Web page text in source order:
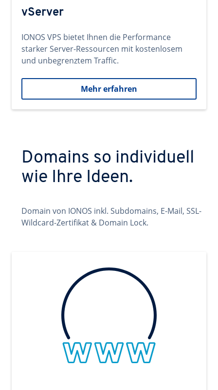
vServer
IONOS VPS bietet Ihnen die Performance
starker Server-Ressourcen mit kostenlosem
und unbegrenztem Traffic.
Mehr erfahren
Domains so individuell
wie Ihre Ideen.
Domain von IONOS inkl. Subdomains, E-Mail, SSL-
Wildcard-Zertifikat & Domain Lock.